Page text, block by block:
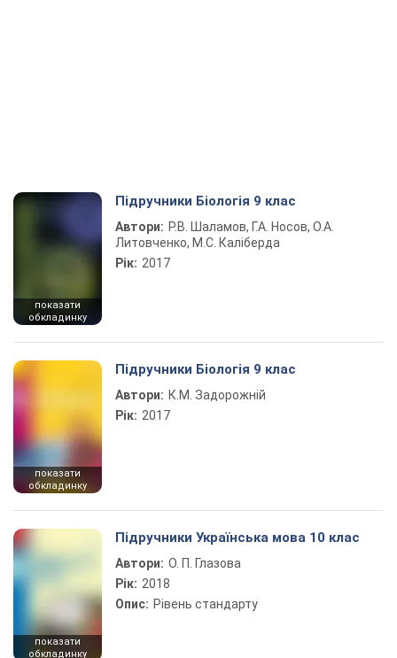
показати
обкладинку
Підручники Біологія 9 клас
Автори: Р.В. Шаламов, Г.А. Носов, О.А.
Литовченко, М.С. Каліберда
Рік: 2017
показати
обкладинку
Підручники Біологія 9 клас
Автори: К.М. Задорожній
Рік: 2017
показати
обкладинку
Підручники Українська мова 10 клас
Автори: О. П. Глазова
Рік: 2018
Опис: Рівень стандарту